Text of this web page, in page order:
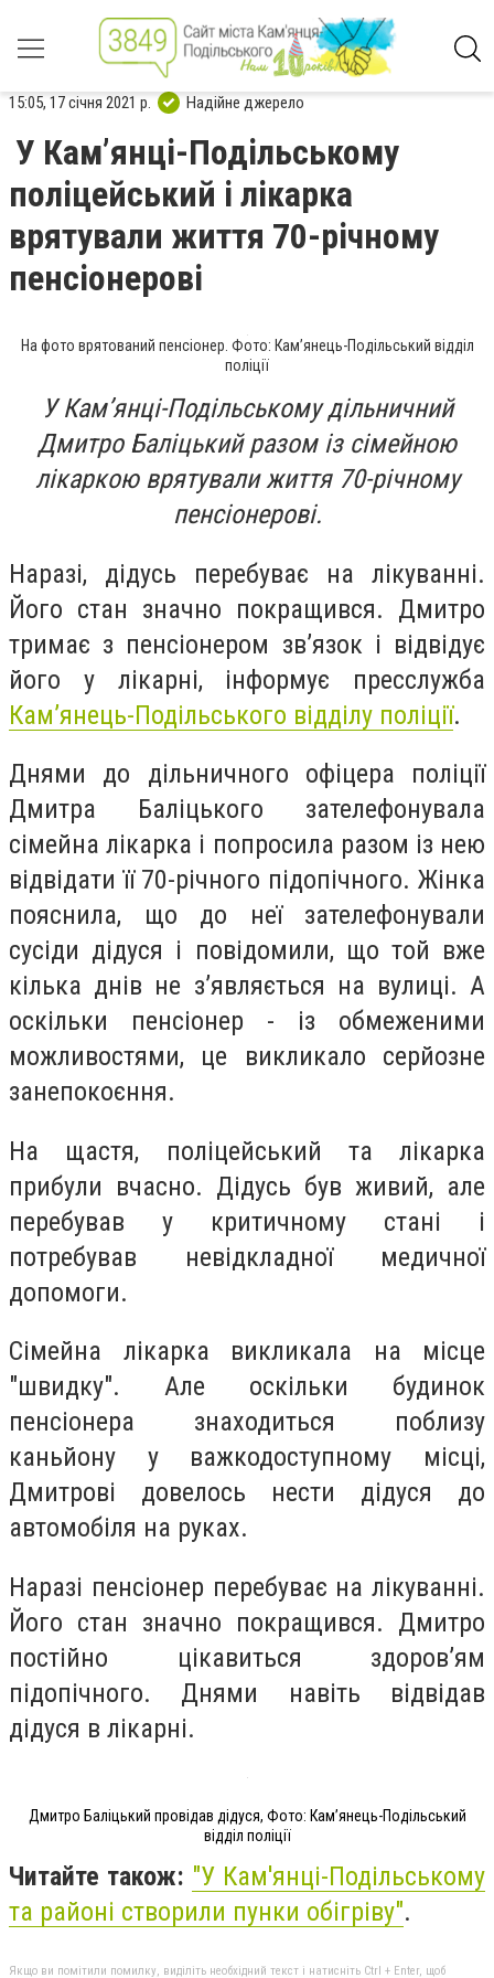
15:05, 17 січня 2021 р. Надійне джерело
У Кам’янці-Подільському
поліцейський і лікарка
врятували життя 70-річному
пенсіонерові
На фото врятований пенсіонер. Фото: Кам’янець-Подільський відділ
поліції
У Кам’янці-Подільському дільничний
Дмитро Баліцький разом із сімейною
лікаркою врятували життя 70-річному
пенсіонерові.
Наразі, дідусь перебуває на лікуванні.
Його стан значно покращився. Дмитро
тримає з пенсіонером зв’язок і відвідує
його у лікарні, інформує пресслужба
Кам’янець-Подільського відділу поліції.
Днями до дільничного офіцера поліції
Дмитра Баліцького зателефонувала
сімейна лікарка і попросила разом із нею
відвідати її 70-річного підопічного. Жінка
пояснила, що до неї зателефонували
сусіди дідуся і повідомили, що той вже
кілька днів не з’являється на вулиці. А
оскільки пенсіонер - із обмеженими
можливостями, це викликало серйозне
занепокоєння.
На щастя, поліцейський та лікарка
прибули вчасно. Дідусь був живий, але
перебував у критичному стані і
потребував невідкладної медичної
допомоги.
Сімейна лікарка викликала на місце
"швидку". Але оскільки будинок
пенсіонера знаходиться поблизу
каньйону у важкодоступному місці,
Дмитрові довелось нести дідуся до
автомобіля на руках.
Наразі пенсіонер перебуває на лікуванні.
Його стан значно покращився. Дмитро
постійно цікавиться здоров’ям
підопічного. Днями навіть відвідав
дідуся в лікарні.
Дмитро Баліцький провідав дідуся, Фото: Кам’янець-Подільський
відділ поліції
Читайте також: "У Кам'янці-Подільському
та районі створили пунки обігріву".
Якщо ви помітили помилку, виділіть необхідний текст і натисніть Ctrl + Enter, щоб